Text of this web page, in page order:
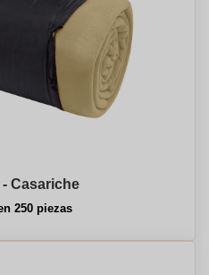
- Casariche
250 piezas